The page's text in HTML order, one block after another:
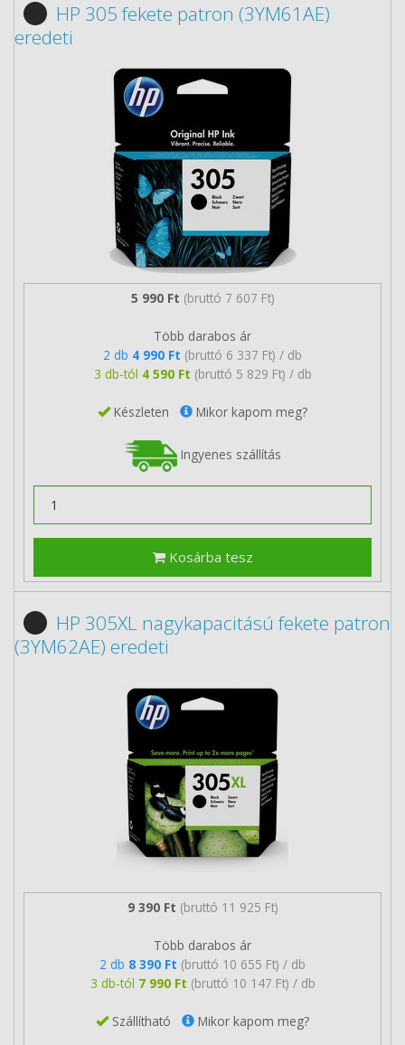
HP 305 fekete patron (3YM61AE)
eredeti
5 990 Ft (bruttó 7 607 Ft)
Több darabos ár
2 db 4 990 Ft (bruttó 6 337 Ft) / db
3 db-tól 4 590 Ft (bruttó 5 829 Ft) / db
Készleten Mikor kapom meg?
Ingyenes szállítás
Kosárba tesz
HP 305XL nagykapacitású fekete patron
(3YM62AE) eredeti
9 390 Ft (bruttó 11 925 Ft)
Több darabos ár
2 db 8 390 Ft (bruttó 10 655 Ft) / db
3 db-tól 7 990 Ft (bruttó 10 147 Ft) / db
Szállítható Mikor kapom meg?